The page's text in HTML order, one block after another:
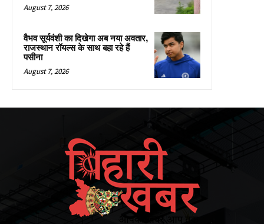
August 7, 2026
वैभव सूर्यवंशी का दिखेगा अब नया अवतार,
राजस्थान रॉयल्स के साथ बहा रहे हैं
पसीना
August 7, 2026